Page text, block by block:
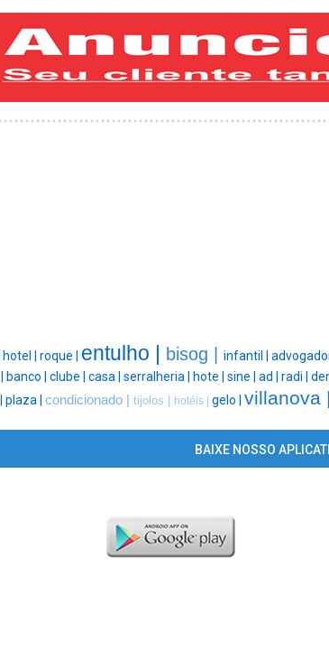
hotel | roque | entulho | bisog | infantil |
banco | clube | casa | serralheria | hote | sine | ad | radi |
plaza | condicionado | tijolos | hotéis | gelo | villanova |
BAIXE NOSSO